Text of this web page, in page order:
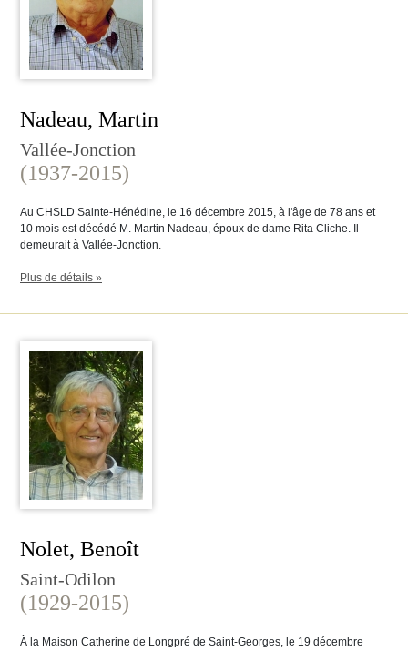
Nadeau, Martin
Vallée-Jonction
(1937-2015)
Au CHSLD Sainte-Hénédine, le 16 décembre 2015, à l'âge de 78 ans et
10 mois est décédé M. Martin Nadeau, époux de dame Rita Cliche. Il
demeurait à Vallée-Jonction.
Plus de détails »
Nolet, Benoît
Saint-Odilon
(1929-2015)
À la Maison Catherine de Longpré de Saint-Georges, le 19 décembre